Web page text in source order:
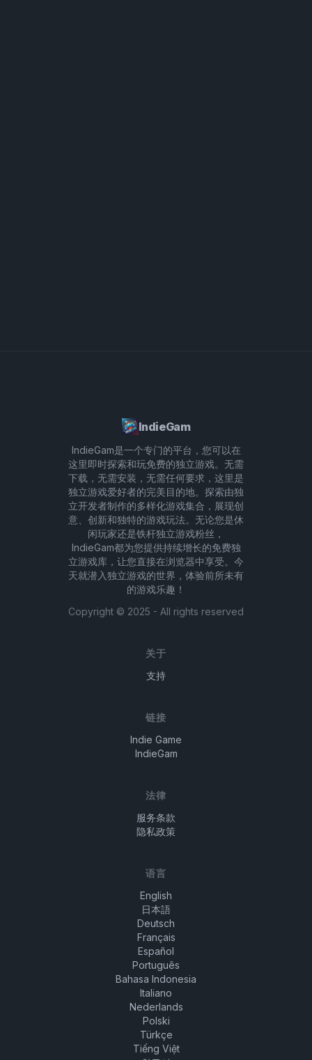
IndieGam
IndieGam是一个专门的平台，您可以在
这里即时探索和玩免费的独立游戏。无需
下载，无需安装，无需任何要求，这里是
独立游戏爱好者的完美目的地。探索由独
立开发者制作的多样化游戏集合，展现创
意、创新和独特的游戏玩法。无论您是休
闲玩家还是铁杆独立游戏粉丝，
IndieGam都为您提供持续增长的免费独
立游戏库，让您直接在浏览器中享受。今
天就潜入独立游戏的世界，体验前所未有
的游戏乐趣！
Copyright © 2025 - All rights reserved
关于
支持
链接
Indie Game
IndieGam
法律
服务条款
隐私政策
语言
English
日本語
Deutsch
Français
Español
Português
Bahasa Indonesia
Italiano
Nederlands
Polski
Türkçe
Tiếng Việt